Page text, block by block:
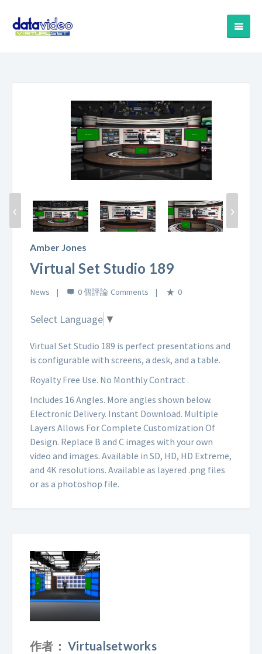
‹ ›
Amber Jones
Virtual Set Studio 189
News 0 個評論 0
Select Language ▼
Virtual Set Studio 189 is perfect presentations and
is configurable with screens, a desk, and a table.
Royalty Free Use. No Monthly Contract .
Includes 16 Angles. More angles shown below.
Electronic Delivery. Instant Download. Multiple
Layers Allows For Complete Customization Of
Design. Replace B and C images with your own
video and images. Available in SD, HD, HD Extreme,
and 4K resolutions. Available as layered .png files
or as a photoshop file.
作者： Virtualsetworks